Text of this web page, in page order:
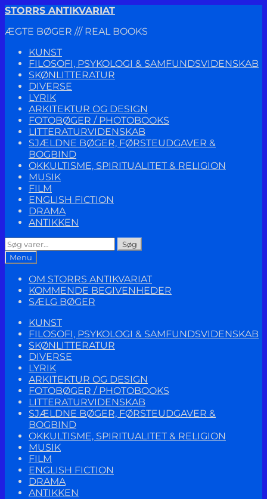
Spring
navigation
Spring
indhold
STORRS ANTIKVARIAT
ÆGTE BØGER /// REAL BOOKS
KUNST
FILOSOFI, PSYKOLOGI & SAMFUNDSVIDENSKAB
SKØNLITTERATUR
DIVERSE
LYRIK
ARKITEKTUR OG DESIGN
FOTOBØGER / PHOTOBOOKS
LITTERATURVIDENSKAB
SJÆLDNE BØGER, FØRSTEUDGAVER &
BOGBIND
OKKULTISME, SPIRITUALITET & RELIGION
MUSIK
FILM
ENGLISH FICTION
DRAMA
ANTIKKEN
Søg
efter:
Søg
Menu
OM STORRS ANTIKVARIAT
KOMMENDE BEGIVENHEDER
SÆLG BØGER
KUNST
FILOSOFI, PSYKOLOGI & SAMFUNDSVIDENSKAB
SKØNLITTERATUR
DIVERSE
LYRIK
ARKITEKTUR OG DESIGN
FOTOBØGER / PHOTOBOOKS
LITTERATURVIDENSKAB
SJÆLDNE BØGER, FØRSTEUDGAVER &
BOGBIND
OKKULTISME, SPIRITUALITET & RELIGION
MUSIK
FILM
ENGLISH FICTION
DRAMA
ANTIKKEN